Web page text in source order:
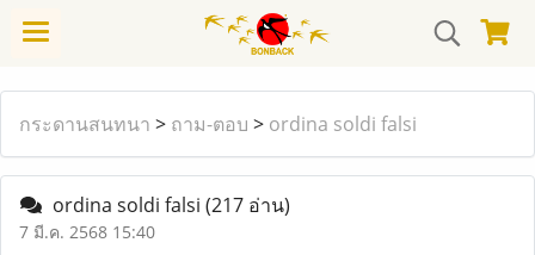
กระดานสนทนา > ถาม-ตอบ > ordina soldi falsi
ordina soldi falsi (217 อ่าน)
7 มี.ค. 2568 15:40